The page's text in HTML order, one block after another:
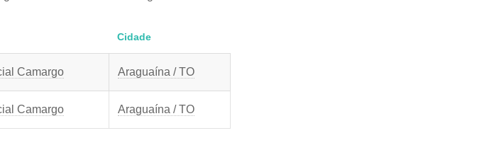
Cidade
Camargo Araguaína / TO
Camargo Araguaína / TO